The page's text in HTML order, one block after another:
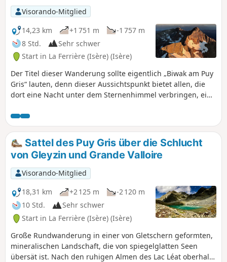
Visorando-Mitglied
14,23 km
+1 751 m
-1 757 m
8 Std.
Sehr schwer
Start in La Ferrière (Isère) (Isère)
Der Titel dieser Wanderung sollte eigentlich „Biwak am Puy
Gris“ lauten, denn dieser Aussichtspunkt bietet allen, die
dort eine Nacht unter dem Sternenhimmel verbringen, ein
Sonnenaufgänge in einem grandiosen Panorama, dem
schönsten der Belledonne. Wunderschöne Seen säumen die
Route und die alpine Tierwelt ist regelmäßig zu sehen. Jede
anspruchsvolle Wanderung erfordert Vorbereitung, und
diese sehr anspruchsvolle Tour verlangt eine gründliche
Planung im Vorfeld.
Sattel des Puy Gris über die Schlucht
von Gleyzin und Grande Valloire
Visorando-Mitglied
18,31 km
+2 125 m
-2 120 m
10 Std.
Sehr schwer
Start in La Ferrière (Isère) (Isère)
Große Rundwanderung in einer von Gletschern geformten,
mineralischen Landschaft, die von spiegelglatten Seen
übersät ist. Nach den ruhigen Almen des Lac Léat oberhalb